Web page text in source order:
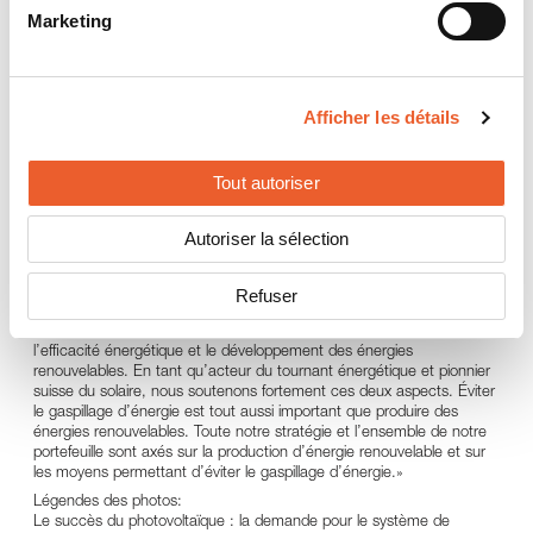
Marketing
Afficher les détails
Tout autoriser
Autoriser la sélection
Refuser
ainsi être poursuivi de manière ciblée et la position de leader du
marché dans ce domaine doit être assurée.
Schweizer s’attend à ce que, cette année également, la croissance
plus marquée dans les systèmes solaires, où la demande en énergie
d’augmenter en Europe. Dans ce domaine, Schweizer vise à
continuer à croître plus vite que le marché et à gagner des parts de
Samuel Schweizer, président de la direction d’entreprise, estime que
contribution majeure en réponse aux défis du changement climatique.
«Notre large assortiment de produits durables, économes en énergie
l’efficacité énergétique et le développement des énergies
renouvelables. En tant qu’acteur du tournant énergétique et pionnier
suisse du solaire, nous soutenons fortement ces deux aspects. Éviter
le gaspillage d’énergie est tout aussi important que produire des
énergies renouvelables. Toute notre stratégie et l’ensemble de notre
portefeuille sont axés sur la production d’énergie renouvelable et sur
les moyens permettant d’éviter le gaspillage d’énergie.»
Légendes des photos:
Le succès du photovoltaïque : la demande pour le système de